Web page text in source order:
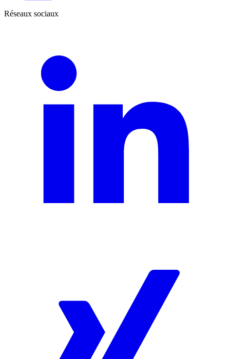
Réseaux sociaux